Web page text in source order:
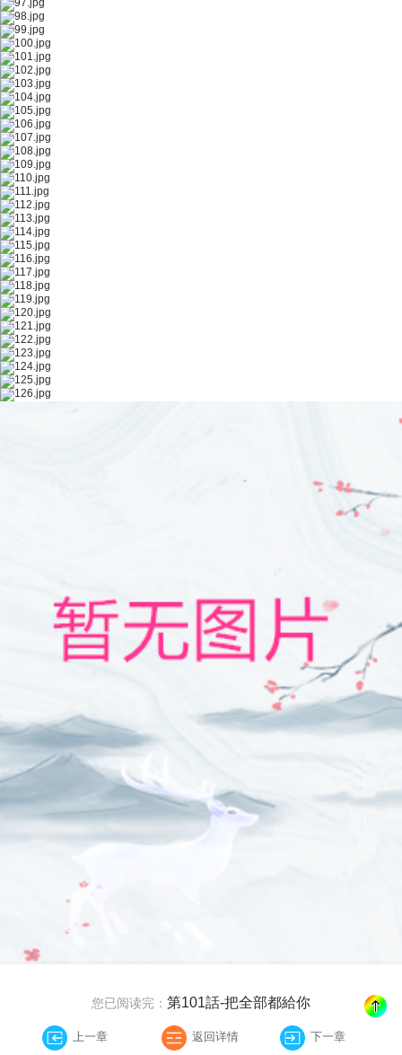
您已阅读完： 第101話-把全部都給你
上一章 返回详情 下一章